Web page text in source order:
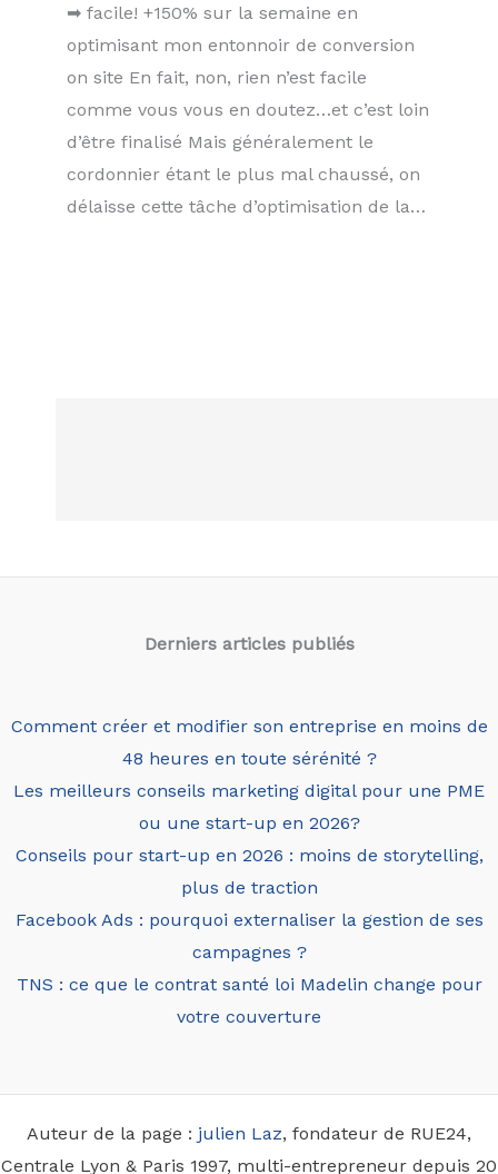
➡ facile! +150% sur la semaine en
optimisant mon entonnoir de conversion
on site En fait, non, rien n’est facile
comme vous vous en doutez…et c’est loin
d’être finalisé Mais généralement le
cordonnier étant le plus mal chaussé, on
délaisse cette tâche d’optimisation de la…
Derniers articles publiés
Comment créer et modifier son entreprise en moins de
48 heures en toute sérénité ?
Les meilleurs conseils marketing digital pour une PME
ou une start-up en 2026?
Conseils pour start-up en 2026 : moins de storytelling,
plus de traction
Facebook Ads : pourquoi externaliser la gestion de ses
campagnes ?
TNS : ce que le contrat santé loi Madelin change pour
votre couverture
Auteur de la page : julien Laz, fondateur de RUE24,
Centrale Lyon & Paris 1997, multi-entrepreneur depuis 20